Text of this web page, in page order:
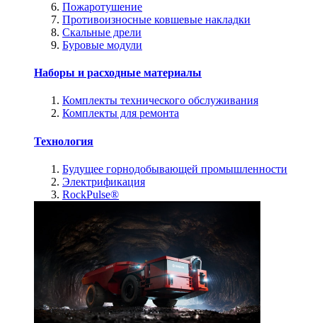
Пожаротушение
Противоизносные ковшевые накладки
Скальные дрели
Буровые модули
Наборы и расходные материалы
Комплекты технического обслуживания
Комплекты для ремонта
Технология
Будущее горнодобывающей промышленности
Электрификация
RockPulse®